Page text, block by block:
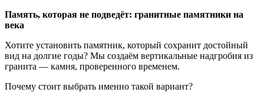
Память, которая не подведёт: гранитные памятники на
века
Хотите установить памятник, который сохранит достойный
вид на долгие годы? Мы создаём вертикальные надгробия из
гранита — камня, проверенного временем.
Почему стоит выбрать именно такой вариант?